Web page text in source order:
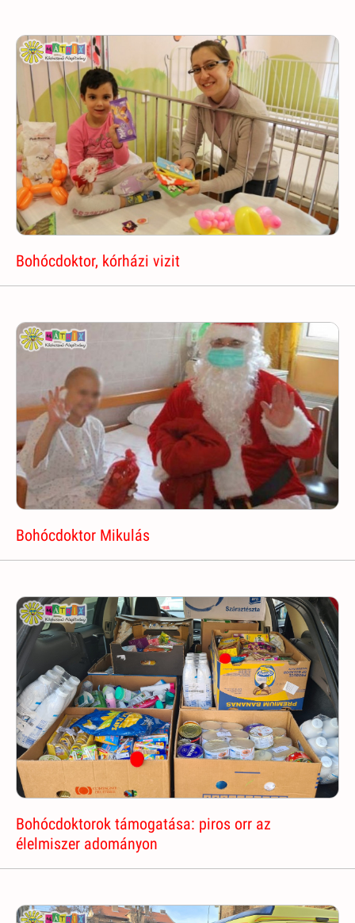
Bohócdoktor, kórházi vizit
Bohócdoktor Mikulás
Bohócdoktorok támogatása: piros orr az
élelmiszer adományon